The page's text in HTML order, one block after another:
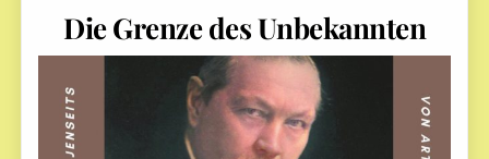
Die Grenze des Unbekannten